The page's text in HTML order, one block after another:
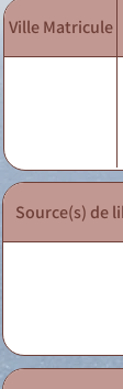
Ville Matricule
Source(s) de